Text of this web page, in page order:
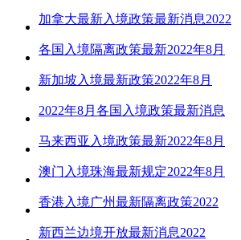
加拿大最新入境政策最新消息2022
各国入境隔离政策最新2022年8月
新加坡入境最新政策2022年8月
2022年8月各国入境政策最新消息
马来西亚入境政策最新2022年8月
澳门入境珠海最新规定2022年8月
香港入境广州最新隔离政策2022
新西兰边境开放最新消息2022